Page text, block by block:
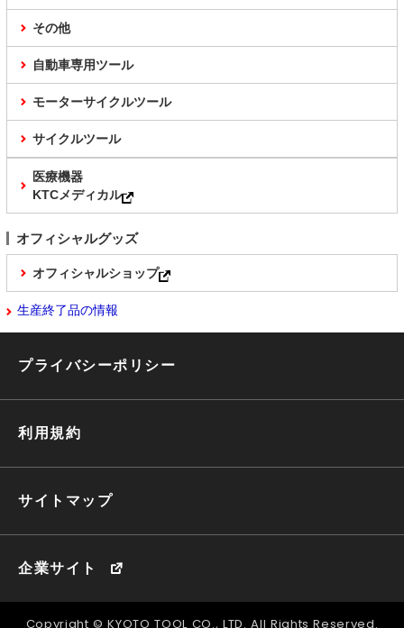
その他
自動車専用ツール
モーターサイクルツール
サイクルツール
医療機器
KTCメディカル
オフィシャルグッズ
オフィシャルショップ
生産終了品の情報
プライバシーポリシー
利用規約
サイトマップ
企業サイト
Copyright © KYOTO TOOL CO., LTD. All Rights Reserved.